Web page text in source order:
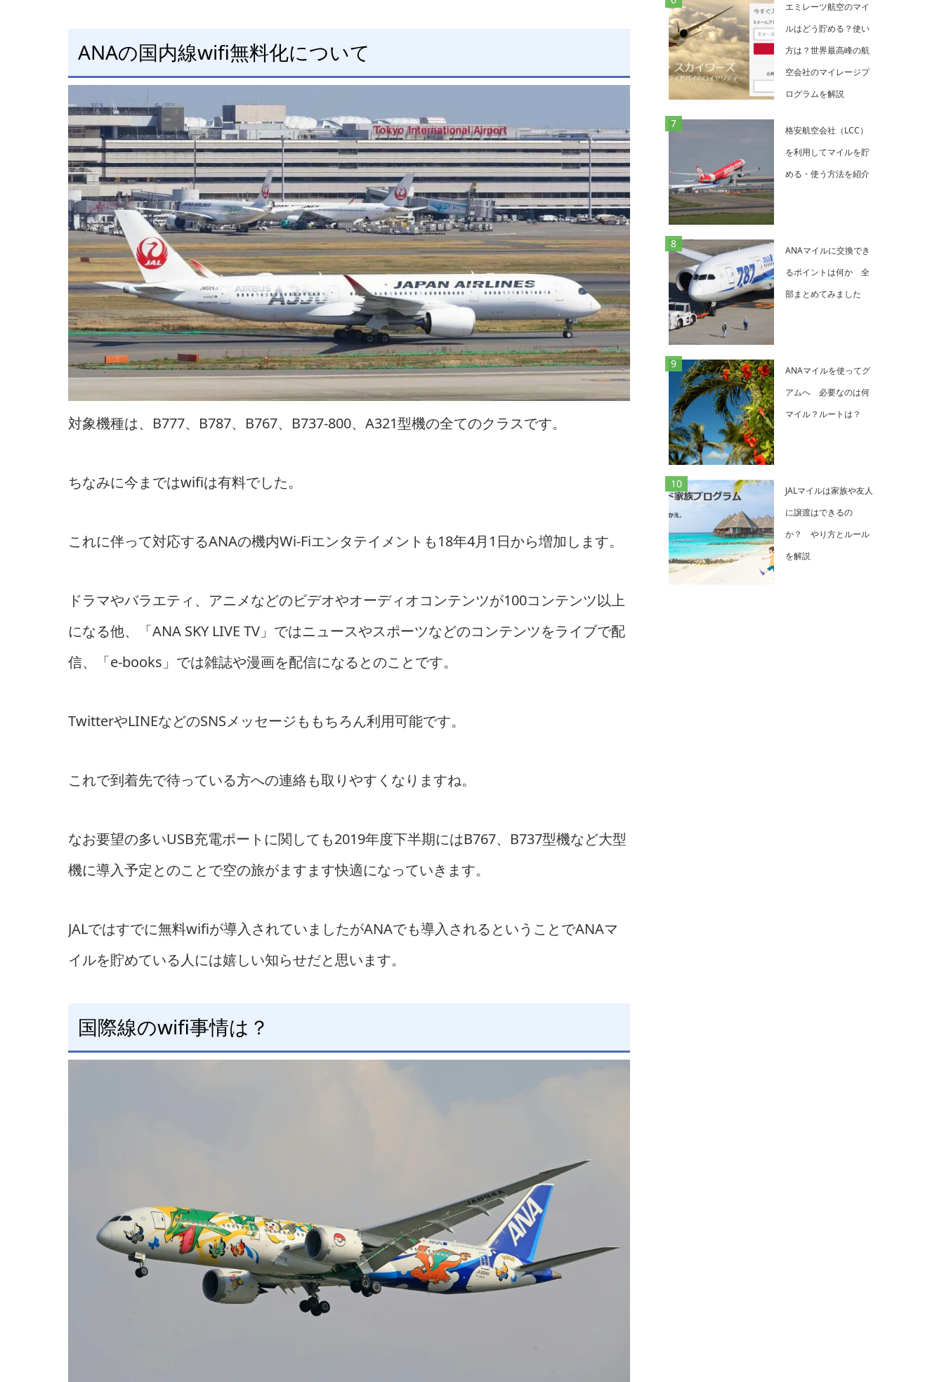
ANAの国内線wifi無料化について
対象機種は、B777、B787、B767、B737-800、A321型機の全てのクラスです。
ちなみに今まではwifiは有料でした。
これに伴って対応するANAの機内Wi-Fiエンタテイメントも18年4月1日から増加します。
ドラマやバラエティ、アニメなどのビデオやオーディオコンテンツが100コンテンツ以上
になる他、「ANA SKY LIVE TV」ではニュースやスポーツなどのコンテンツをライブで配
信、「e-books」では雑誌や漫画を配信になるとのことです。
TwitterやLINEなどのSNSメッセージももちろん利用可能です。
これで到着先で待っている方への連絡も取りやすくなりますね。
なお要望の多いUSB充電ポートに関しても2019年度下半期にはB767、B737型機など大型
機に導入予定とのことで空の旅がますます快適になっていきます。
JALではすでに無料wifiが導入されていましたがANAでも導入されるということでANAマ
イルを貯めている人には嬉しい知らせだと思います。
国際線のwifi事情は？
エミレーツ航空のマイ
ルはどう貯める？使い
方は？世界最高峰の航
空会社のマイレージプ
ログラムを解説
格安航空会社（LCC）
を利用してマイルを貯
める・使う方法を紹介
ANAマイルに交換でき
るポイントは何か 全
部まとめてみました
ANAマイルを使ってグ
アムへ 必要なのは何
マイル？ルートは？
JALマイルは家族や友人
に譲渡はできるの
か？ やり方とルール
を解説